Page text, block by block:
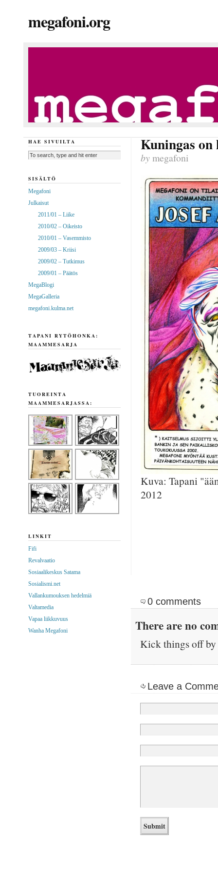
megafoni.org
Kuningas
bymegafoni
Kuva: Tapani
2012
0 comments
There are no
Kick things off
Leave a
HAE SIVUILTA
SISÄLTÖ
Megafoni
Julkaisut
2011/01 – Liike
2010/02 – Oikeisto
2010/01 – Vasemmisto
2009/03 – Kriisi
2009/02 – Tutkimus
2009/01 – Päätös
MegaBlogi
MegaGalleria
megafoni.kulma.net
TAPANI RYTÖHONKA:
MAAMMESARJA
TUOREINTA
MAAMMESARJASSA:
LINKIT
Fifi
Revalvaatio
Sosiaalikeskus Satama
Sosialismi.net
Vallankumouksen hedelmiä
Valtamedia
Vapaa liikkuvuus
Wanha Megafoni